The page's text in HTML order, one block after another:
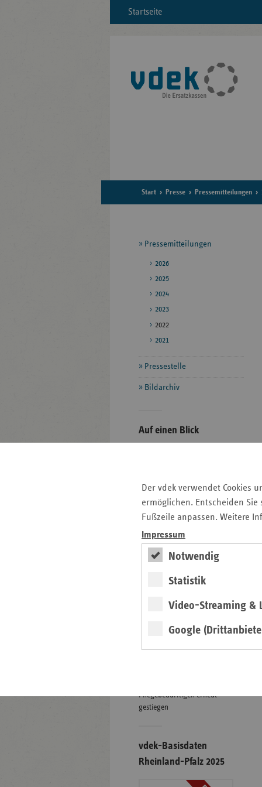
Der vdek verwendet Cookies
ermöglichen. Entscheiden
Fußzeile anpassen. Weitere
Impressum
Notwendig
Statistik
Video-Streaming &
Google
Startseite
Start Presse Pressemitteilungen
Seitennavigation
Pressemitteilungen
2026
2025
2024
2023
2022
2021
Pressestelle
Bildarchiv
Seitenleiste
mit
Auf einen Blick
Veranstaltungen
Kontakt und Anfahrt
Mitgliedskassen
Eigenanteile in der
stationären Pflege
Grafiken
Pflegebedürftigen erneut
gestiegen
vdek-Basisdaten
Rheinland-Pfalz 2025